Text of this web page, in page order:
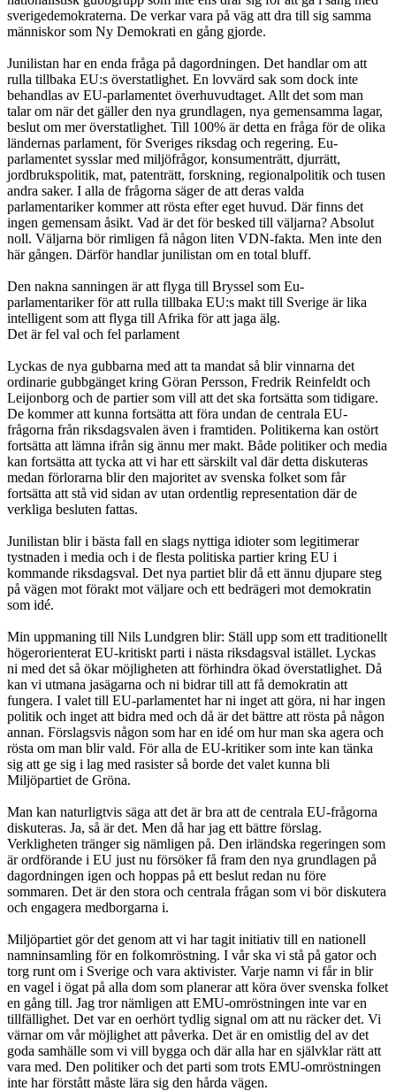
sverigedemokraterna. De verkar vara på väg att dra till sig samma
människor som Ny Demokrati en gång gjorde.
Junilistan har en enda fråga på dagordningen. Det handlar om att
rulla tillbaka EU:s överstatlighet. En lovvärd sak som dock inte
behandlas av EU-parlamentet överhuvudtaget. Allt det som man
talar om när det gäller den nya grundlagen, nya gemensamma lagar,
beslut om mer överstatlighet. Till 100% är detta en fråga för de olika
ländernas parlament, för Sveriges riksdag och regering. Eu-
parlamentet sysslar med miljöfrågor, konsumenträtt, djurrätt,
jordbrukspolitik, mat, patenträtt, forskning, regionalpolitik och tusen
andra saker. I alla de frågorna säger de att deras valda
parlamentariker kommer att rösta efter eget huvud. Där finns det
ingen gemensam åsikt. Vad är det för besked till väljarna? Absolut
noll. Väljarna bör rimligen få någon liten VDN-fakta. Men inte den
här gången. Därför handlar junilistan om en total bluff.
Den nakna sanningen är att flyga till Bryssel som Eu-
parlamentariker för att rulla tillbaka EU:s makt till Sverige är lika
intelligent som att flyga till Afrika för att jaga älg.
Det är fel val och fel parlament
Lyckas de nya gubbarna med att ta mandat så blir vinnarna det
ordinarie gubbgänget kring Göran Persson, Fredrik Reinfeldt och
Leijonborg och de partier som vill att det ska fortsätta som tidigare.
De kommer att kunna fortsätta att föra undan de centrala EU-
frågorna från riksdagsvalen även i framtiden. Politikerna kan ostört
fortsätta att lämna ifrån sig ännu mer makt. Både politiker och media
kan fortsätta att tycka att vi har ett särskilt val där detta diskuteras
medan förlorarna blir den majoritet av svenska folket som får
fortsätta att stå vid sidan av utan ordentlig representation där de
verkliga besluten fattas.
Junilistan blir i bästa fall en slags nyttiga idioter som legitimerar
tystnaden i media och i de flesta politiska partier kring EU i
kommande riksdagsval. Det nya partiet blir då ett ännu djupare steg
på vägen mot förakt mot väljare och ett bedrägeri mot demokratin
som idé.
Min uppmaning till Nils Lundgren blir: Ställ upp som ett traditionellt
högerorienterat EU-kritiskt parti i nästa riksdagsval istället. Lyckas
ni med det så ökar möjligheten att förhindra ökad överstatlighet. Då
kan vi utmana jasägarna och ni bidrar till att få demokratin att
fungera. I valet till EU-parlamentet har ni inget att göra, ni har ingen
politik och inget att bidra med och då är det bättre att rösta på någon
annan. Förslagsvis någon som har en idé om hur man ska agera och
rösta om man blir vald. För alla de EU-kritiker som inte kan tänka
sig att ge sig i lag med rasister så borde det valet kunna bli
Miljöpartiet de Gröna.
Man kan naturligtvis säga att det är bra att de centrala EU-frågorna
diskuteras. Ja, så är det. Men då har jag ett bättre förslag.
Verkligheten tränger sig nämligen på. Den irländska regeringen som
är ordförande i EU just nu försöker få fram den nya grundlagen på
dagordningen igen och hoppas på ett beslut redan nu före
sommaren. Det är den stora och centrala frågan som vi bör diskutera
och engagera medborgarna i.
Miljöpartiet gör det genom att vi har tagit initiativ till en nationell
namninsamling för en folkomröstning. I vår ska vi stå på gator och
torg runt om i Sverige och vara aktivister. Varje namn vi får in blir
en vagel i ögat på alla dom som planerar att köra över svenska folket
en gång till. Jag tror nämligen att EMU-omröstningen inte var en
tillfällighet. Det var en oerhört tydlig signal om att nu räcker det. Vi
värnar om vår möjlighet att påverka. Det är en omistlig del av det
goda samhälle som vi vill bygga och där alla har en självklar rätt att
vara med. Den politiker och det parti som trots EMU-omröstningen
inte har förstått måste lära sig den hårda vägen.